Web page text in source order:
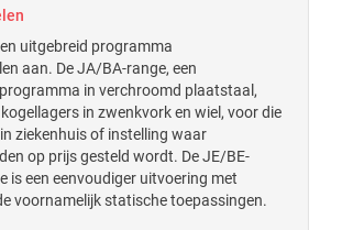
uitgebreid programma
aan. De JA/BA-range, een
in verchroomd plaatstaal,
in zwenkvork en wiel, voor die
ziekenhuis of instelling waar
op prijs gesteld wordt. De JE/BE-
is een eenvoudiger uitvoering met
voornamelijk statische toepassingen.